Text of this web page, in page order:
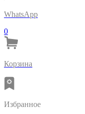
WhatsApp
0
Корзина
Избранное